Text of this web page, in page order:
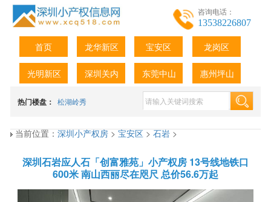
咨询电话：
13538226807
首页 龙华新区 宝安区 龙岗区
光明新区 深圳关内 东莞中山 惠州坪山
热门楼盘： 松湖岭秀
当前位置：深圳小产权房>宝安区>石岩>
深圳石岩应人石「创富雅苑」小产权房 13号线地铁口
600米 南山西丽尽在咫尺 总价56.6万起